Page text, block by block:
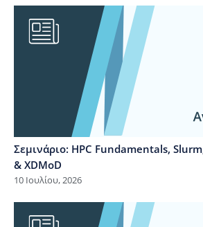
Σεμινάριο: HPC Fundamentals,
& XDMoD
10 Ιουλίου, 2026